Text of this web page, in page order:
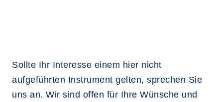
Sollte Ihr Interesse einem hier nicht
aufgeführten Instrument gelten, sprechen Sie
uns an. Wir sind offen für Ihre Wünsche und